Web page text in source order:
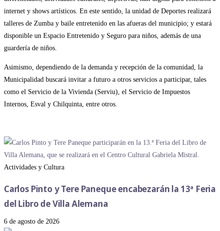
internet y shows artísticos. En este sentido, la unidad de Deportes realizará
talleres de Zumba y baile entretenido en las afueras del municipio; y estará
disponible un Espacio Entretenido y Seguro para niños, además de una
guardería de niños.
Asimismo, dependiendo de la demanda y recepción de la comunidad, la
Municipalidad buscará invitar a futuro a otros servicios a participar, tales
como el Servicio de la Vivienda (Serviu), el Servicio de Impuestos
Internos, Esval y Chilquinta, entre otros.
Actividades y Cultura
Carlos Pinto y Tere Paneque encabezarán la 13ª Feria
del Libro de Villa Alemana
6 de agosto de 2026